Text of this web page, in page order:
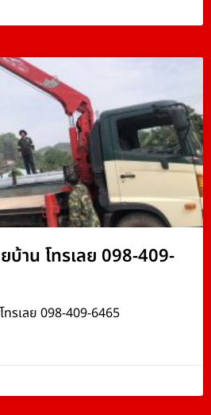
บ้าน โทรเลย 098-409-
ทรเลย 098-409-6465